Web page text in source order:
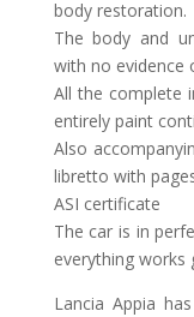
body restoration.
The body and
with no evidence
All the complete
entirely paint
Also
libretto with
ASI certificate
The car is in
everything works
Lancia Appia